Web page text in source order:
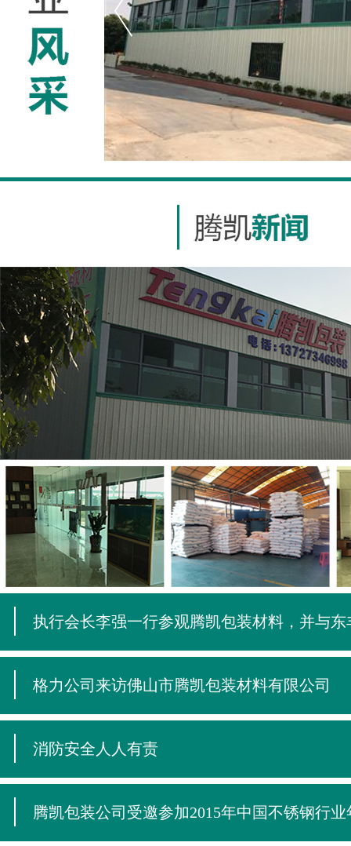
执行会长李强一行参观腾凯包装材料，并与
经理苟兴亮等交流
格力公司来访佛山市腾凯包装材料有限公司
消防安全人人有责
腾凯包装公司受邀参加2015年中国不锈钢行业